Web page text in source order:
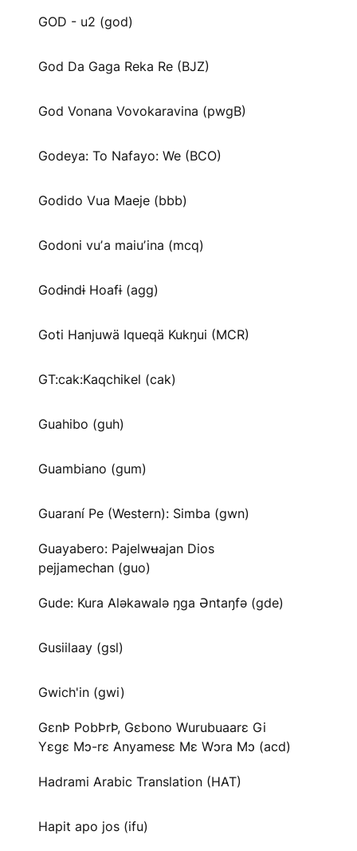
GOD - u2 (god)
God Da Gaga Reka Re (BJZ)
God Vonana Vovokaravina (pwgB)
Godeya: To Nafayo: We (BCO)
Godido Vua Maeje (bbb)
Godoni vuʼa maiuʼina (mcq)
Godɨndɨ Hoafɨ (agg)
Goti Hanjuwä Iqueqä Kukŋui (MCR)
GT:cak:Kaqchikel (cak)
Guahibo (guh)
Guambiano (gum)
Guaraní Pe (Western): Simba (gwn)
Guayabero: Pajelwʉajan Dios
pejjamechan (guo)
Gude: Kura Aləkawalə ŋga Əntaŋfə (gde)
Gusiilaay (gsl)
Gwich'in (gwi)
GɛnÞ PobÞrÞ, Gɛbono Wurubuaarɛ Gi
Yɛgɛ Mɔ-rɛ Anyamesɛ Mɛ Wɔra Mɔ (acd)
Hadrami Arabic Translation (HAT)
Hapit apo jos (ifu)